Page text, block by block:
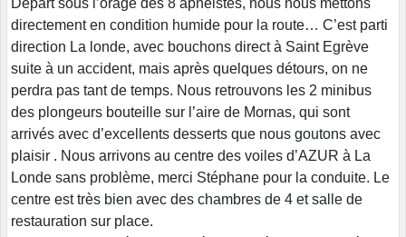
directement en condition humide pour la route… C’est parti
direction La londe, avec bouchons direct à Saint Egrève
suite à un accident, mais après quelques détours, on ne
perdra pas tant de temps. Nous retrouvons les 2 minibus
des plongeurs bouteille sur l’aire de Mornas, qui sont
arrivés avec d’excellents desserts que nous goutons avec
plaisir . Nous arrivons au centre des voiles d’AZUR à La
Londe sans problème, merci Stéphane pour la conduite. Le
centre est très bien avec des chambres de 4 et salle de
restauration sur place.